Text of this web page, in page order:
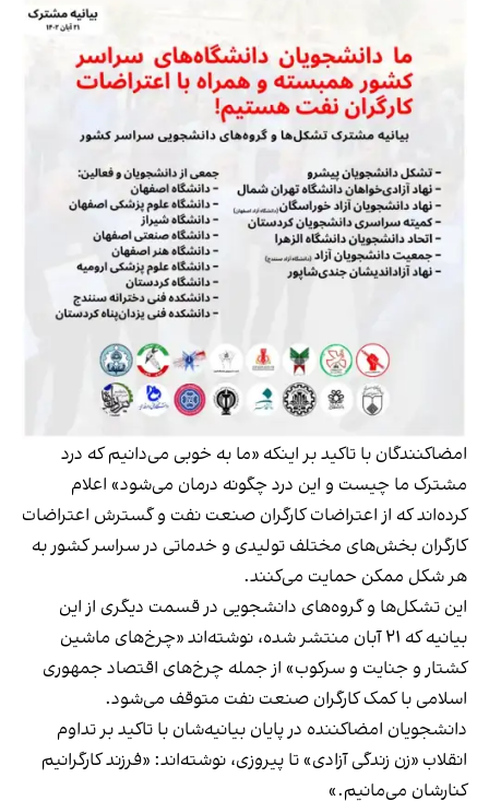
امضاکنندگان با تاکید بر اینکه «ما به خوبی می‌دانیم که درد
مشترک ما چیست و این درد چگونه درمان می‌شود» اعلام
کرده‌اند که از اعتراضات کارگران صنعت نفت و گسترش اعتراضات
کارگران بخش‌های مختلف تولیدی و خدماتی در سراسر کشور به
هر شکل ممکن حمایت می‌کنند.
این تشکل‌ها و گروه‌های دانشجویی در قسمت دیگری از این
بیانیه که ۲۱ آبان منتشر شده، نوشته‌اند «چرخ‌های ماشین
کشتار و جنایت و سرکوب» از جمله چرخ‌های اقتصاد جمهوری
اسلامی با کمک کارگران صنعت نفت متوقف می‌شود.
دانشجویان امضاکننده در پایان بیانیه‌شان با تاکید بر تداوم
انقلاب «زن زندگی آزادی» تا پیروزی، نوشته‌اند: «فرزند کارگرانیم
کنارشان می‌مانیم.»